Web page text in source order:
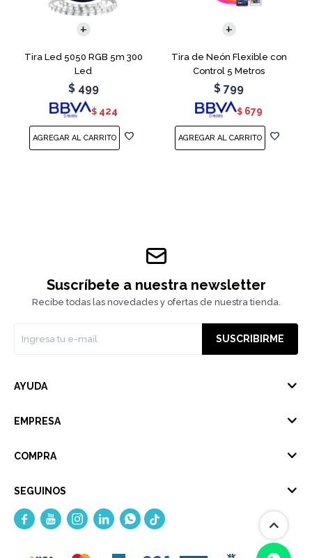
Tira Led 5050 RGB 5m 300
Led
$ 499
$ 424
Tira de Neón Flexible con
Control 5 Metros
$ 799
$ 679
Suscríbete a nuestra newsletter
Recibe todas las novedades y ofertas de nuestra tienda.
SUSCRIBIRME
AYUDA
EMPRESA
COMPRA
SEGUINOS
    